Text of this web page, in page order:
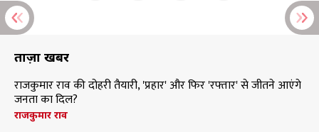
ताज़ा खबरें
राजकुमार राव की दोहरी तैयारी, 'प्रहार' और फिर 'रफ्तार' से जीतने आएंगे
जनता का दिल?
राजकुमार राव